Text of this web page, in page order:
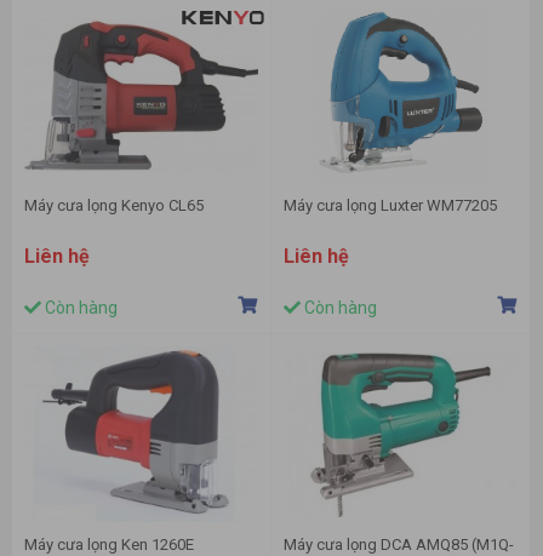
Máy cưa lọng Kenyo CL65
Liên hệ
Còn hàng
Máy cưa lọng Luxter WM77205
Liên hệ
Còn hàng
Máy cưa lọng Ken 1260E
Máy cưa lọng DCA AMQ85 (M1Q-